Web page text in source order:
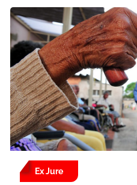
Ex Jure